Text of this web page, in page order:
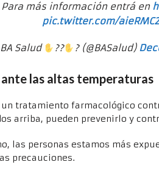
más información entrá en
pic.twitter.com/
Salud ?? ? (@BASalud)
las altas temperaturas
tratamiento farmacológico
arriba, pueden prevenirlo y
las personas estamos más
precauciones.